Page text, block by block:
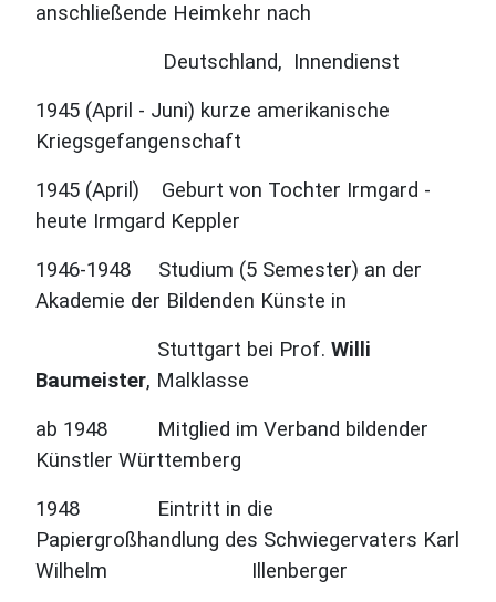
anschließende Heimkehr nach
Deutschland, Innendienst
1945 (April - Juni) kurze amerikanische
Kriegsgefangenschaft
1945 (April) Geburt von Tochter Irmgard -
heute Irmgard Keppler
1946-1948 Studium (5 Semester) an der
Akademie der Bildenden Künste in
Stuttgart bei Prof. Willi
Baumeister, Malklasse
ab 1948 Mitglied im Verband bildender
Künstler Württemberg
1948 Eintritt in die
Papiergroßhandlung des Schwiegervaters Karl
Wilhelm Illenberger